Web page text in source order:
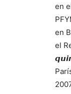
en
en
el